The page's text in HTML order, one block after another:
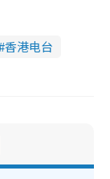
香港电台